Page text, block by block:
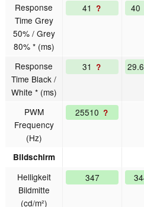
Response
Time Grey
50% / Grey
80% * (ms)
41 ? 40
Response
Time Black /
White * (ms)
31 ? 29.6
PWM
Frequency
(Hz)
25510 ?
Bildschirm
Helligkeit
Bildmitte
(cd/m²)
347